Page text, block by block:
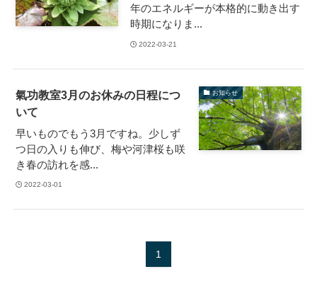
年のエネルギーが本格的に動き出す
時期になりま...
2022-03-21
お知らせ
氣功教室3月のお休みの日程につ
いて
早いものでもう3月ですね。少しず
つ日の入りも伸び、梅や河津桜も咲
き春の訪れを感...
2022-03-01
1